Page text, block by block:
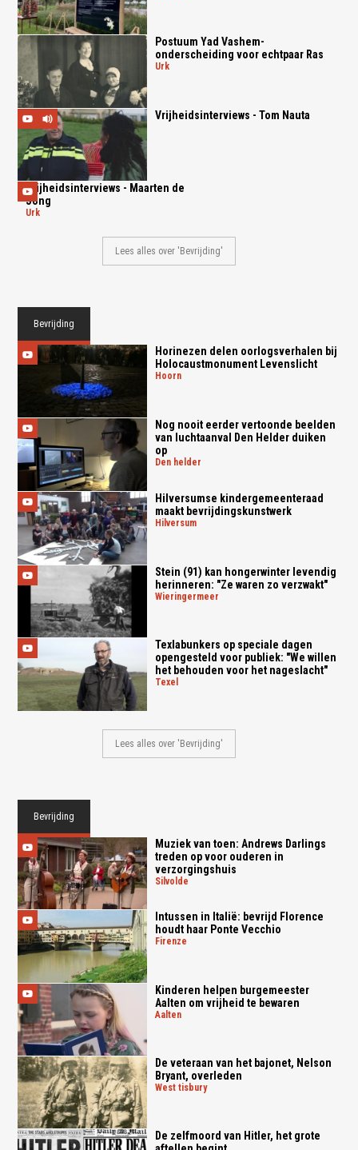
Postuum Yad Vashem-
onderscheiding voor echtpaar Ras
urk
Vrijheidsinterviews - Tom Nauta
Vrijheidsinterviews - Maarten de
Jong
urk
Lees alles over 'Bevrijding'
Bevrijding
Horinezen delen oorlogsverhalen bij
Holocaustmonument Levenslicht
hoorn
Nog nooit eerder vertoonde beelden
van luchtaanval Den Helder duiken
op
den helder
Hilversumse kindergemeenteraad
maakt bevrijdingskunstwerk
hilversum
Stein (91) kan hongerwinter levendig
herinneren: "Ze waren zo verzwakt"
wieringermeer
Texlabunkers op speciale dagen
opengesteld voor publiek: "We willen
het behouden voor het nageslacht"
texel
Lees alles over 'Bevrijding'
Bevrijding
Muziek van toen: Andrews Darlings
treden op voor ouderen in
verzorgingshuis
silvolde
Intussen in Italië: bevrijd Florence
houdt haar Ponte Vecchio
firenze
Kinderen helpen burgemeester
Aalten om vrijheid te bewaren
aalten
De veteraan van het bajonet, Nelson
Bryant, overleden
west tisbury
De zelfmoord van Hitler, het grote